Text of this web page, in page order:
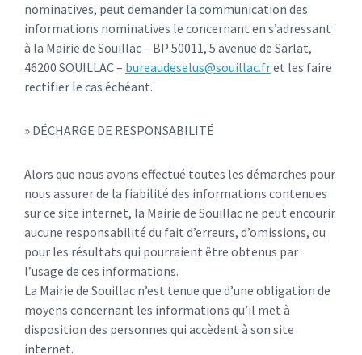
nominatives, peut demander la communication des
informations nominatives le concernant en s’adressant
à la Mairie de Souillac – BP 50011, 5 avenue de Sarlat,
46200 SOUILLAC – bureaudeselus@souillac.fret les faire
rectifier le cas échéant.
» DÉCHARGE DE RESPONSABILITÉ
Alors que nous avons effectué toutes les démarches pour
nous assurer de la fiabilité des informations contenues
sur ce site internet, la Mairie de Souillac ne peut encourir
aucune responsabilité du fait d’erreurs, d’omissions, ou
pour les résultats qui pourraient être obtenus par
l’usage de ces informations.
La Mairie de Souillac n’est tenue que d’une obligation de
moyens concernant les informations qu’il met à
disposition des personnes qui accèdent à son site
internet.